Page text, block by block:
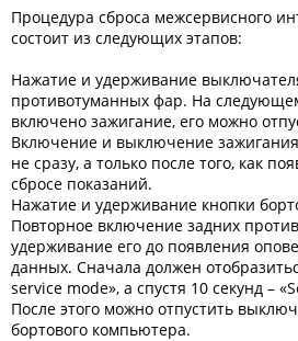
Процедура сброса межсервисного
состоит из следующих этапов:
Нажатие и удерживание
противотуманных фар. На
включено зажигание, его можно
Включение и выключение
не сразу, а только после того, как
сбросе показаний.
Нажатие и удерживание кнопки
Повторное включение задних
удерживание его до появления
данных. Сначала должен
service mode», а спустя 10 секунд –
После этого можно отпустить
бортового компьютера.